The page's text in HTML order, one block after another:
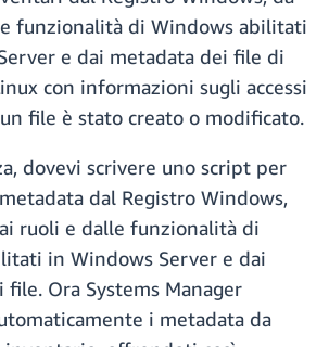
funzionalità di Windows abilitati
e dai metadata dei file di
con informazioni sugli accessi
file è stato creato o modificato.
dovevi scrivere uno script per
dal Registro Windows,
ruoli e dalle funzionalità di
in Windows Server e dai
file. Ora Systems Manager
i metadata da